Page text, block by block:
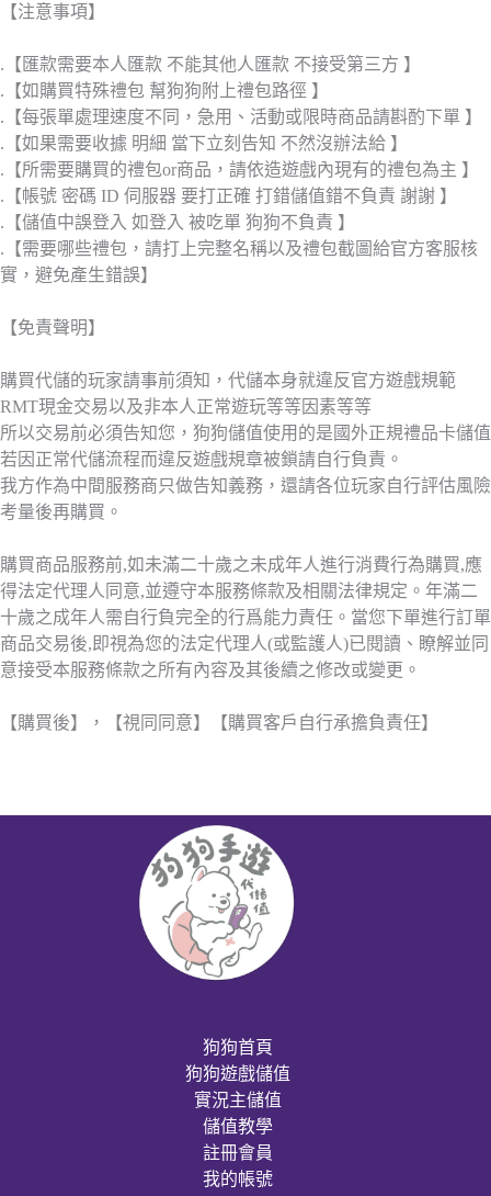
【注意事項】
.【匯款需要本人匯款 不能其他人匯款 不接受第三方 】
.【如購買特殊禮包 幫狗狗附上禮包路徑 】
.【每張單處理速度不同，急用、活動或限時商品請斟酌下單 】
.【如果需要收據 明細 當下立刻告知 不然沒辦法給 】
.【所需要購買的禮包or商品，請依造遊戲內現有的禮包為主 】
.【帳號 密碼 ID 伺服器 要打正確 打錯儲值錯不負責 謝謝 】
.【儲值中誤登入 如登入 被吃單 狗狗不負責 】
.【需要哪些禮包，請打上完整名稱以及禮包截圖給官方客服核
實，避免產生錯誤】
【免責聲明】
購買代儲的玩家請事前須知，代儲本身就違反官方遊戲規範
RMT現金交易以及非本人正常遊玩等等因素等等
所以交易前必須告知您，狗狗儲值使用的是國外正規禮品卡儲值
若因正常代儲流程而違反遊戲規章被鎖請自行負責。
我方作為中間服務商只做告知義務，還請各位玩家自行評估風險
考量後再購買。
購買商品服務前,如未滿二十歲之未成年人進行消費行為購買,應
得法定代理人同意,並遵守本服務條款及相關法律規定。年滿二
十歲之成年人需自行負完全的行爲能力責任。當您下單進行訂單
商品交易後,即視為您的法定代理人(或監護人)已閱讀、瞭解並同
意接受本服務條款之所有內容及其後續之修改或變更。
【購買後】，【視同同意】【購買客戶自行承擔負責任】
狗狗首頁
狗狗遊戲儲值
實況主儲值
儲值教學
註冊會員
我的帳號